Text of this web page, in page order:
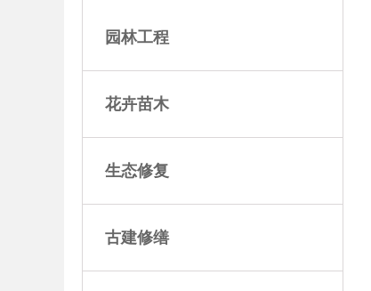
园林工程
花卉苗木
生态修复
古建修缮